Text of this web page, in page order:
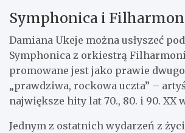
Symphonica i
Damiana Ukeje można usłyszeć
Symphonica z orkiestrą
promowane jest jako prawie
„prawdziwa, rockowa uczta” –
największe hity lat 70., 80. i 90. XX
Jednym z ostatnich wydarzeń z